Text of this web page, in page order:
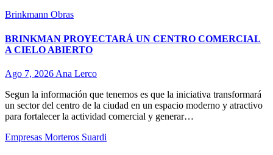
Brinkmann Obras
BRINKMAN PROYECTARÁ UN CENTRO COMERCIAL
A CIELO ABIERTO
Ago 7, 2026 Ana Lerco
Segun la información que tenemos es que la iniciativa transformará
un sector del centro de la ciudad en un espacio moderno y atractivo
para fortalecer la actividad comercial y generar…
Empresas Morteros Suardi